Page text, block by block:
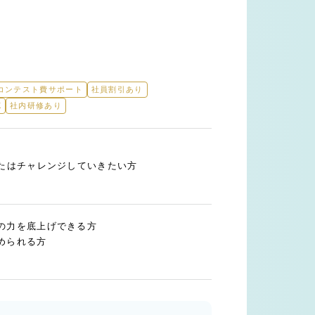
ンテスト費サポート
社員割引あり
社内研修あり
はチャレンジしていきたい方
力を底上げできる方
られる方